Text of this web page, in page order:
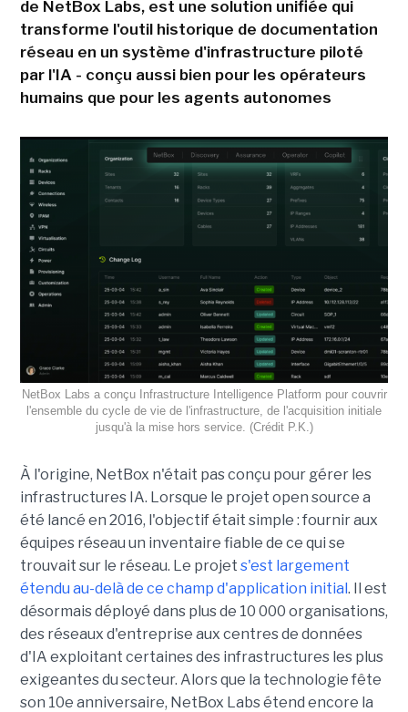
de NetBox Labs, est une solution unifiée qui
transforme l'outil historique de documentation
réseau en un système d'infrastructure piloté
par l'IA - conçu aussi bien pour les opérateurs
humains que pour les agents autonomes
NetBox Labs a conçu Infrastructure Intelligence Platform pour couvrir
l'ensemble du cycle de vie de l'infrastructure, de l'acquisition initiale
jusqu'à la mise hors service. (Crédit P.K.)
À l'origine, NetBox n'était pas conçu pour gérer les
infrastructures IA. Lorsque le projet open source a
été lancé en 2016, l'objectif était simple : fournir aux
équipes réseau un inventaire fiable de ce qui se
trouvait sur le réseau. Le projet s'est largement
étendu au-delà de ce champ d'application initial. Il est
désormais déployé dans plus de 10 000 organisations,
des réseaux d'entreprise aux centres de données
d'IA exploitant certaines des infrastructures les plus
exigeantes du secteur. Alors que la technologie fête
son 10e anniversaire, NetBox Labs étend encore la